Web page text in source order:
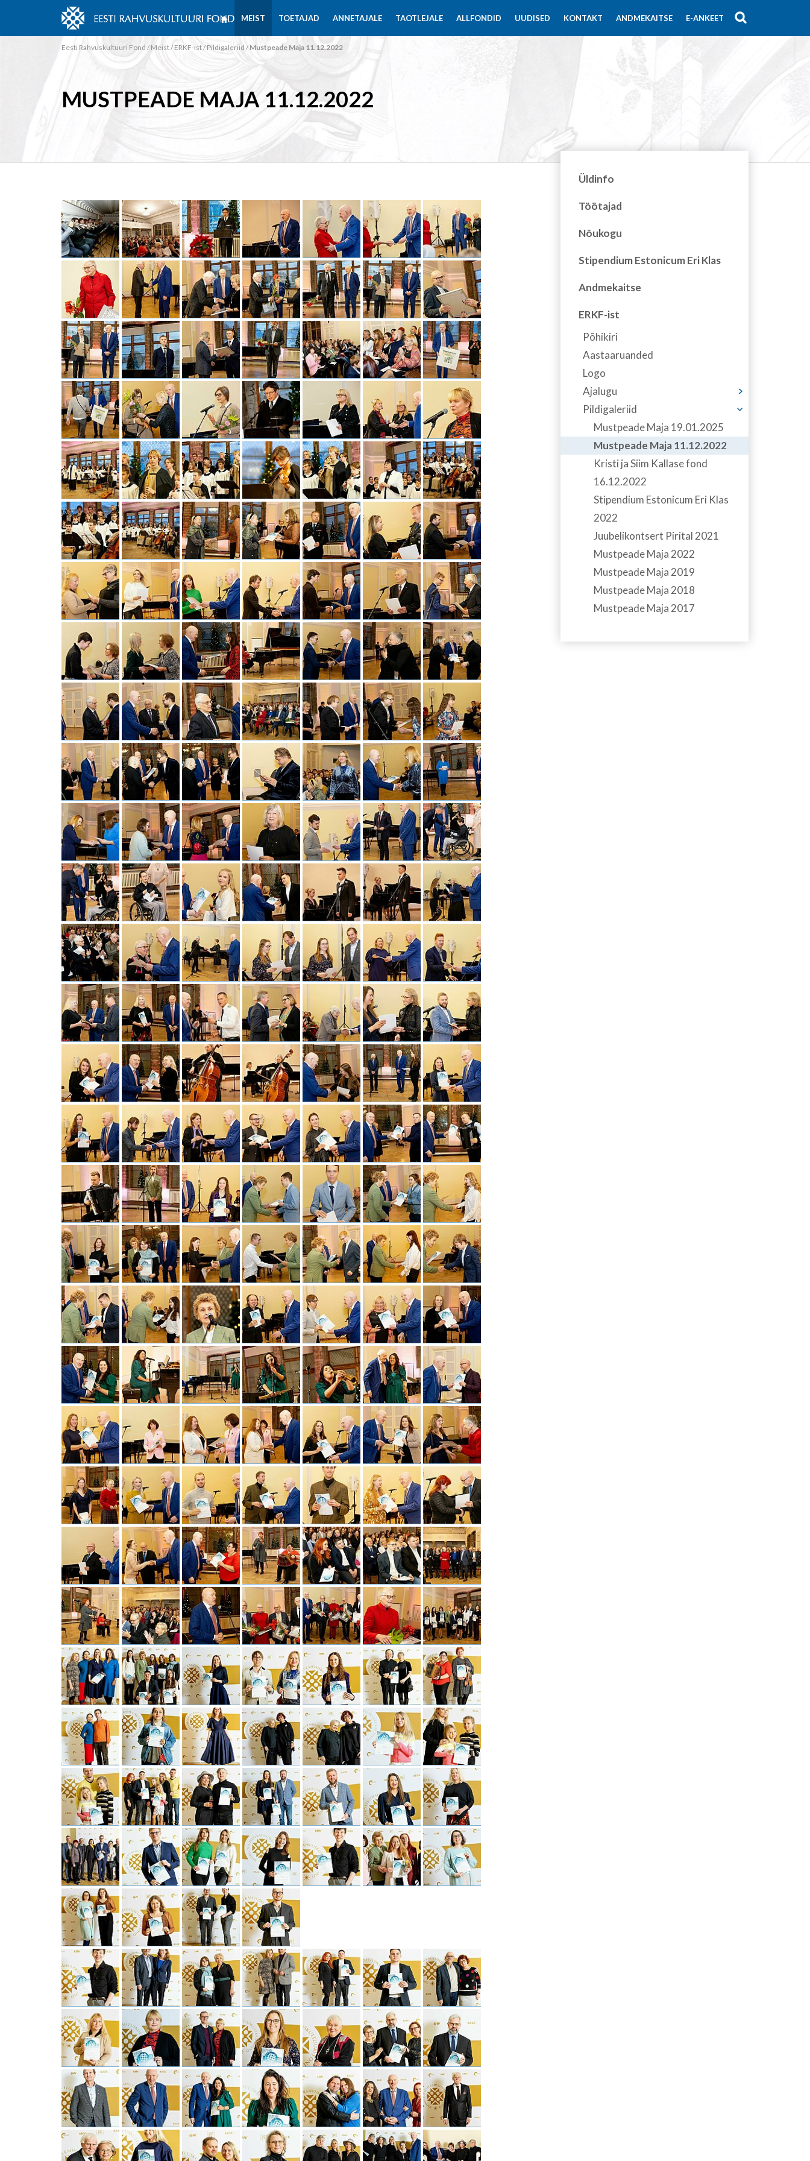
MEIST TOETAJAD ANNETAJALE TAOTLEJALE ALLFONDID UUDISED KONTAKT ANDMEKAITSE E-ANKEET
Eesti Rahvuskultuuri Fond /Meist/ERKF-ist/Pildigaleriid /Mustpeade Maja 11.12.2022
MUSTPEADE MAJA 11.12.2022
Üldinfo
Töötajad
Nõukogu
Stipendium Estonicum Eri Klas
Andmekaitse
ERKF-ist
Põhikiri
Aastaaruanded
Logo
Ajalugu
Pildigaleriid
Mustpeade Maja 19.01.2025
Mustpeade Maja 11.12.2022
Kristi ja Siim Kallase fond
16.12.2022
Stipendium Estonicum Eri Klas
2022
Juubelikontsert Pirital 2021
Mustpeade Maja 2022
Mustpeade Maja 2019
Mustpeade Maja 2018
Mustpeade Maja 2017